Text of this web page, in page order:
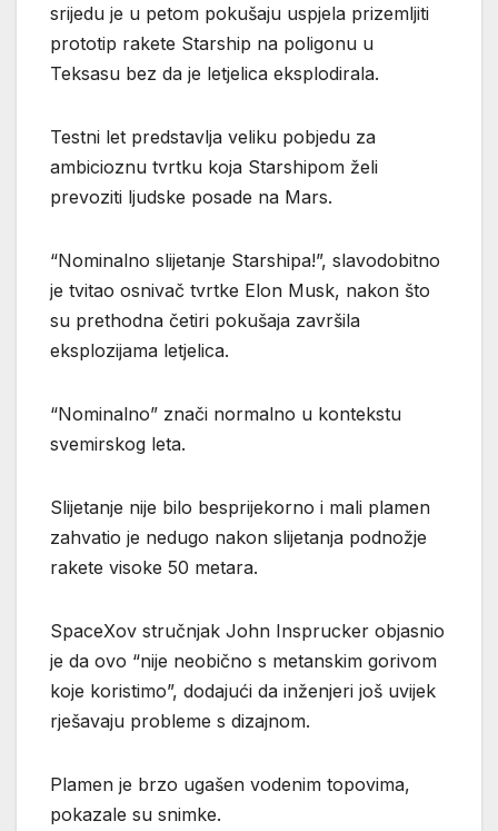
srijedu je u petom pokušaju uspjela prizemljiti
prototip rakete Starship na poligonu u
Teksasu bez da je letjelica eksplodirala.
Testni let predstavlja veliku pobjedu za
ambicioznu tvrtku koja Starshipom želi
prevoziti ljudske posade na Mars.
“Nominalno slijetanje Starshipa!”, slavodobitno
je tvitao osnivač tvrtke Elon Musk, nakon što
su prethodna četiri pokušaja završila
eksplozijama letjelica.
“Nominalno” znači normalno u kontekstu
svemirskog leta.
Slijetanje nije bilo besprijekorno i mali plamen
zahvatio je nedugo nakon slijetanja podnožje
rakete visoke 50 metara.
SpaceXov stručnjak John Insprucker objasnio
je da ovo “nije neobično s metanskim gorivom
koje koristimo”, dodajući da inženjeri još uvijek
rješavaju probleme s dizajnom.
Plamen je brzo ugašen vodenim topovima,
pokazale su snimke.